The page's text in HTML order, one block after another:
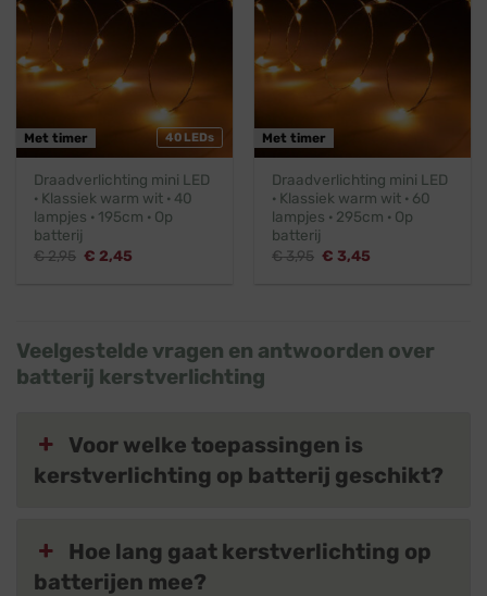
40 LEDs
Met timer
Draadverlichting mini LED
· Klassiek warm wit · 40
lampjes · 195cm · Op
batterij
€2,95 Oorspronkelijke
prijs
€ 2,45
Met timer
Draadverlichting mini LED
· Klassiek warm wit · 60
lampjes · 295cm · Op
batterij
€3,95 Oorspronkelijke
prijs
€ 3,45
Veelgestelde vragen en antwoorden over
batterij kerstverlichting
Voor welke toepassingen is
kerstverlichting op batterij geschikt?
Hoe lang gaat kerstverlichting op
batterijen mee?